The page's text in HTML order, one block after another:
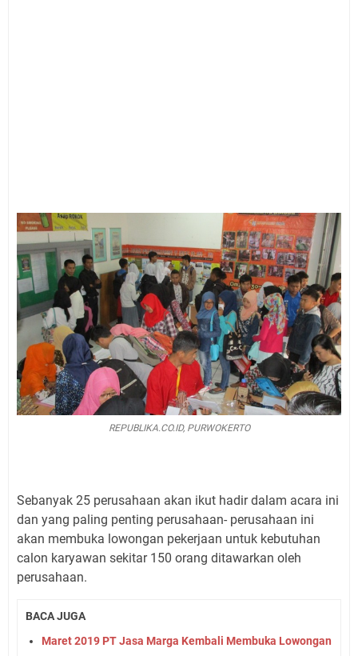
REPUBLIKA.CO.ID, PURWOKERTO
Sebanyak 25 perusahaan akan ikut hadir dalam acara ini
dan yang paling penting perusahaan- perusahaan ini
akan membuka lowongan pekerjaan untuk kebutuhan
calon karyawan sekitar 150 orang ditawarkan oleh
perusahaan.
BACA JUGA
Maret 2019 PT Jasa Marga Kembali Membuka Lowongan